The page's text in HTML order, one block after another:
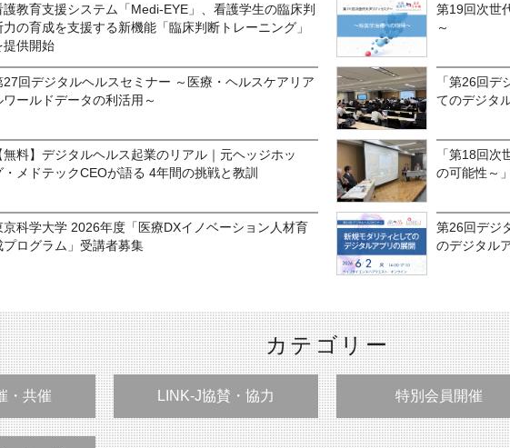
護教育支援システム「Medi-EYE」、看護学生の臨床判
力の育成を支援する新機能「臨床判断トレーニング」
提供開始
27回デジタルヘルスセミナー ～医療・ヘルスケアリア
ワールドデータの利活用～
無料】デジタルヘルス起業のリアル｜元ヘッジホッ
・メドテックCEOが語る 4年間の挑戦と教訓
京科学大学 2026年度「医療DXイノベーション人材育
プログラム」受講者募集
第19回次世
～
「第26回
てのデジタ
「第18回
の可能性～
第26回デジ
のデジタル
カテゴリー
・共催 LINK-J協賛・協力 特別会員開催